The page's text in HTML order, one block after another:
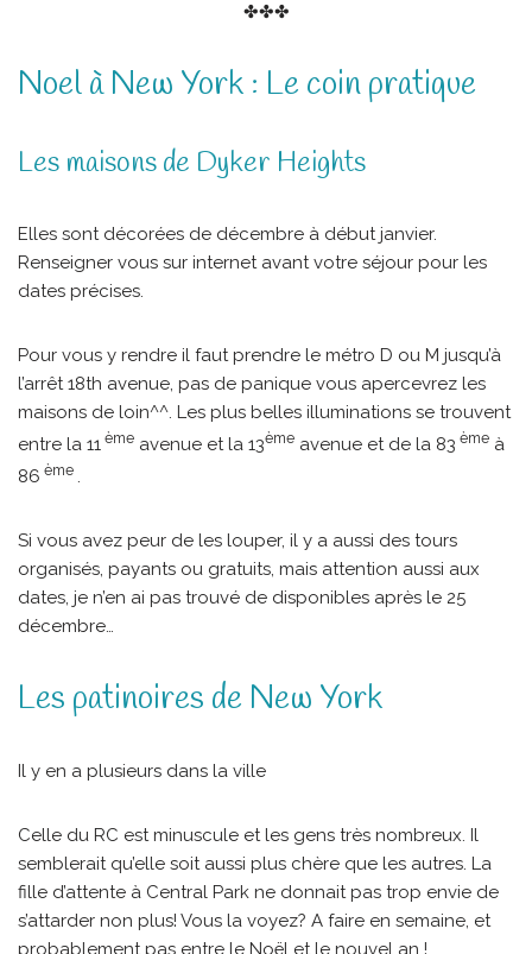
✤✤✤
Noel à New York : Le coin pratique
Les maisons de Dyker Heights
Elles sont décorées de décembre à début janvier.
Renseigner vous sur internet avant votre séjour pour les
dates précises.
Pour vous y rendre il faut prendre le métro D ou M jusqu’à
l’arrêt 18th avenue, pas de panique vous apercevrez les
maisons de loin^^. Les plus belles illuminations se trouvent
entre la 11 ème avenue et la 13ème avenue et de la 83 ème à
86 ème .
Si vous avez peur de les louper, il y a aussi des tours
organisés, payants ou gratuits, mais attention aussi aux
dates, je n’en ai pas trouvé de disponibles après le 25
décembre…
Les patinoires de New York
Il y en a plusieurs dans la ville
Celle du RC est minuscule et les gens très nombreux. Il
semblerait qu’elle soit aussi plus chère que les autres. La
fille d’attente à Central Park ne donnait pas trop envie de
s’attarder non plus! Vous la voyez? A faire en semaine, et